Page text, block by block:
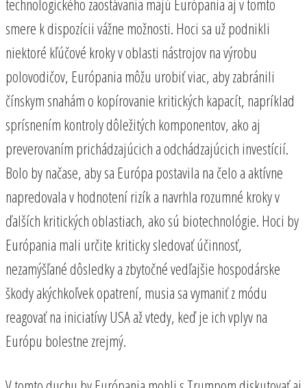
smere k dispozícii vážne možnosti. Hoci sa už podnikli
niektoré kľúčové kroky v oblasti nástrojov na výrobu
polovodičov, Európania môžu urobiť viac, aby zabránili
čínskym snahám o kopírovanie kritických kapacít, napríklad
sprísnením kontroly dôležitých komponentov, ako aj
preverovaním prichádzajúcich a odchádzajúcich investícií.
Bolo by načase, aby sa Európa postavila na čelo a aktívne
napredovala v hodnotení rizík a navrhla rozumné kroky v
ďalších kritických oblastiach, ako sú biotechnológie. Hoci by
Európania mali určite kriticky sledovať účinnosť,
nezamýšľané dôsledky a zbytočné vedľajšie hospodárske
škody akýchkoľvek opatrení, musia sa vymaniť z módu
reagovať na iniciatívy USA až vtedy, keď je ich vplyv na
Európu bolestne zrejmý.